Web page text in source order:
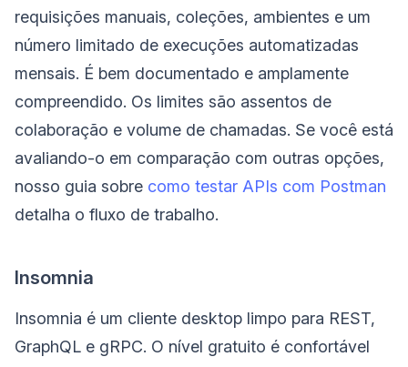
requisições manuais, coleções, ambientes e um
número limitado de execuções automatizadas
mensais. É bem documentado e amplamente
compreendido. Os limites são assentos de
colaboração e volume de chamadas. Se você está
avaliando-o em comparação com outras opções,
nosso guia sobre como testar APIs com Postman
detalha o fluxo de trabalho.
Insomnia
Insomnia é um cliente desktop limpo para REST,
GraphQL e gRPC. O nível gratuito é confortável